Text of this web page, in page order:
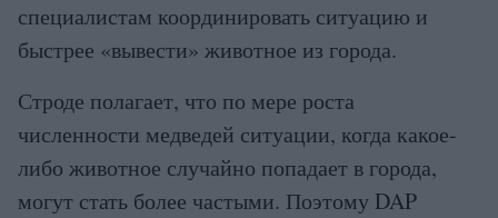
специалистам координировать ситуацию и
быстрее «вывести» животное из города.
Строде полагает, что по мере роста
численности медведей ситуации, когда какое-
либо животное случайно попадает в города,
могут стать более частыми. Поэтому DAP